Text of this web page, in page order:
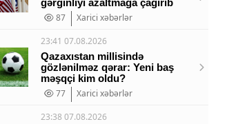
gərginliyi azaltmağa çağırıb
87
Xarici xəbərlər
23:41 07.08.2026
Qazaxıstan millisində
gözlənilməz qərar: Yeni baş
məşqçi kim oldu?
77
Xarici xəbərlər
23:38 07.08.2026